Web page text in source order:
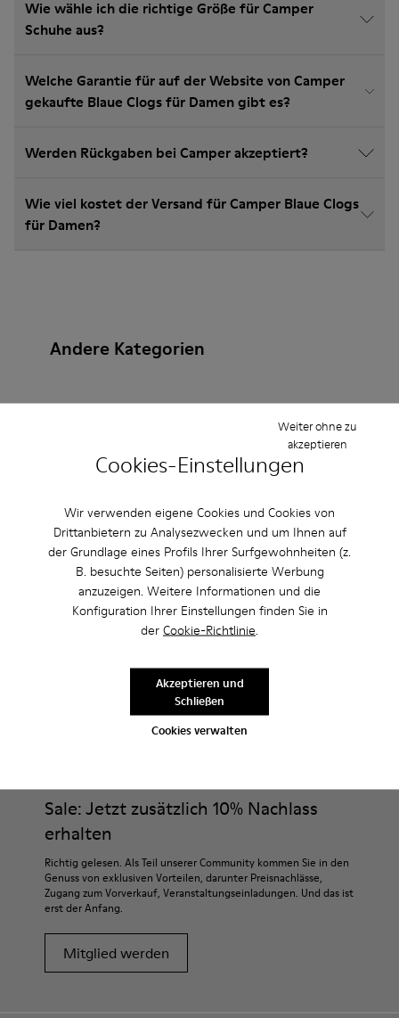
Cookies-Einstellungen
Wir verwenden eigene Cookies und Cookies von
Drittanbietern zu Analysezwecken und um Ihnen auf
der Grundlage eines Profils Ihrer Surfgewohnheiten (z.
B. besuchte Seiten) personalisierte Werbung
anzuzeigen. Weitere Informationen und die
Konfiguration Ihrer Einstellungen finden Sie in
der Cookie-Richtlinie.
Cookies verwalten
Weiter ohne zu
akzeptieren
Akzeptieren und
Schließen
Wie wähle ich die richtige Größe für Camper
Schuhe aus?
Welche Garantie für auf der Website von Camper
gekaufte Blaue Clogs für Damen gibt es?
Werden Rückgaben bei Camper akzeptiert?
Wie viel kostet der Versand für Camper Blaue Clogs
für Damen?
Andere Kategorien
Ballerinas
Schnürschuhe
Mokassins
Sandalen
Stiefel
Flache Schuhe
Lässige Schuhe
Sneaker
Slipper
Elegante Schuhe
Plateau/Keilabsatz
Absätze
DAMEN SCHUHE BLAUE CLOGS FÜR DAMEN
Sale: Jetzt zusätzlich 10% Nachlass
erhalten
Richtig gelesen. Als Teil unserer Community kommen Sie in den
Genuss von exklusiven Vorteilen, darunter Preisnachlässe,
Zugang zum Vorverkauf, Veranstaltungseinladungen. Und das ist
erst der Anfang.
Mitglied werden